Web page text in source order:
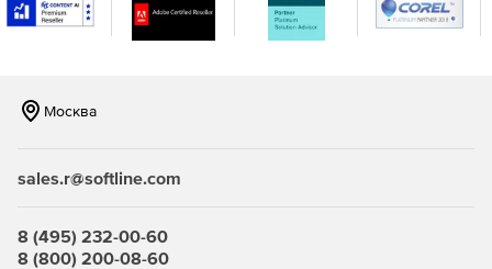
Модуль ShadowControl ImageManager для
Первичная и повторная верификация образов
Технология VirtualBoot для быстрого преодоления
Инструмент конвертации .VHD или .VMDK.
Москва
sales.r@softline.com
8 (495) 232-00-60
8 (800) 200-08-60